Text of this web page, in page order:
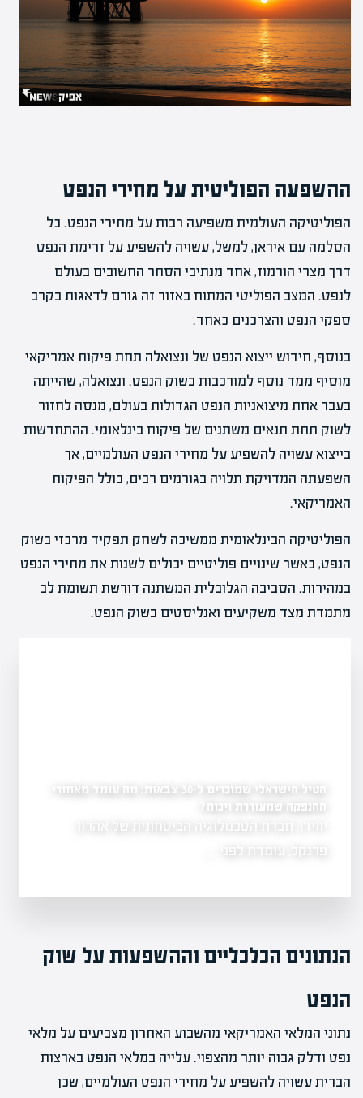
ההשפעה הפוליטית על מחירי הנפט
הפוליטיקה העולמית משפיעה רבות על מחירי הנפט. כל
הסלמה עם איראן, למשל, עשויה להשפיע על זרימת הנפט
דרך מצרי הורמוז, אחד מנתיבי הסחר החשובים בעולם
לנפט. המצב הפוליטי המתוח באזור זה גורם לדאגות בקרב
ספקי הנפט והצרכנים כאחד.
בנוסף, חידוש ייצוא הנפט של ונצואלה תחת פיקוח אמריקאי
מוסיף ממד נוסף למורכבות בשוק הנפט. ונצואלה, שהייתה
בעבר אחת מיצואניות הנפט הגדולות בעולם, מנסה לחזור
לשוק תחת תנאים משתנים של פיקוח בינלאומי. ההתחדשות
בייצוא עשויה להשפיע על מחירי הנפט העולמיים, אך
השפעתה המדויקת תלויה בגורמים רבים, כולל הפיקוח
האמריקאי.
הפוליטיקה הבינלאומית ממשיכה לשחק תפקיד מרכזי בשוק
הנפט, כאשר שינויים פוליטיים יכולים לשנות את מחירי הנפט
במהירות. הסביבה הגלובלית המשתנה דורשת תשומת לב
מתמדת מצד משקיעים ואנליסטים בשוק הנפט.
כמה אתם
הטיל הישראלי שמוכרים ל-30 צבאות: מה עומד מאחורי
ההנפקה שמעוררת ויכוח?
יוויז'ן, חברת הטכנולוגיה הביטחונית של אהרון
פרנקל, עומדת לפני…
הנתונים הכלכליים וההשפעות על שוק
הנפט
נתוני המלאי האמריקאי מהשבוע האחרון מצביעים על מלאי
נפט ודלק גבוה יותר מהצפוי. עלייה במלאי הנפט בארצות
הברית עשויה להשפיע על מחירי הנפט העולמיים, שכן